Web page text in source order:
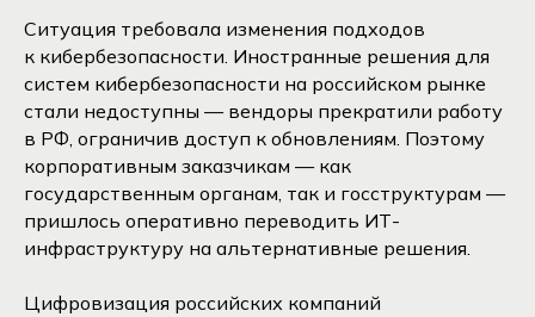
Ситуация требовала изменения подходов
к кибербезопасности. Иностранные решения для
систем кибербезопасности на российском рынке
стали недоступны — вендоры прекратили работу
в РФ, ограничив доступ к обновлениям. Поэтому
корпоративным заказчикам — как
государственным органам, так и госструктурам —
пришлось оперативно переводить ИТ-
инфраструктуру на альтернативные решения.
Цифровизация российских компаний